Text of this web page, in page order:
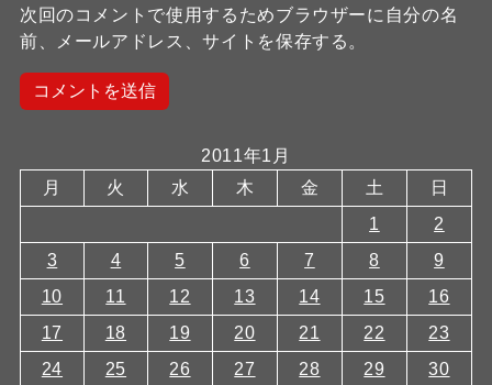
次回のコメントで使用するためブラウザーに自分の名
前、メールアドレス、サイトを保存する。
2011年1月
月
火 水 木 金 土
日
1
2
3
4 5 6 7 8
9
10
11 12 13 14 15
16
17
18 19 20 21 22
23
24
25 26 27 28 29 30